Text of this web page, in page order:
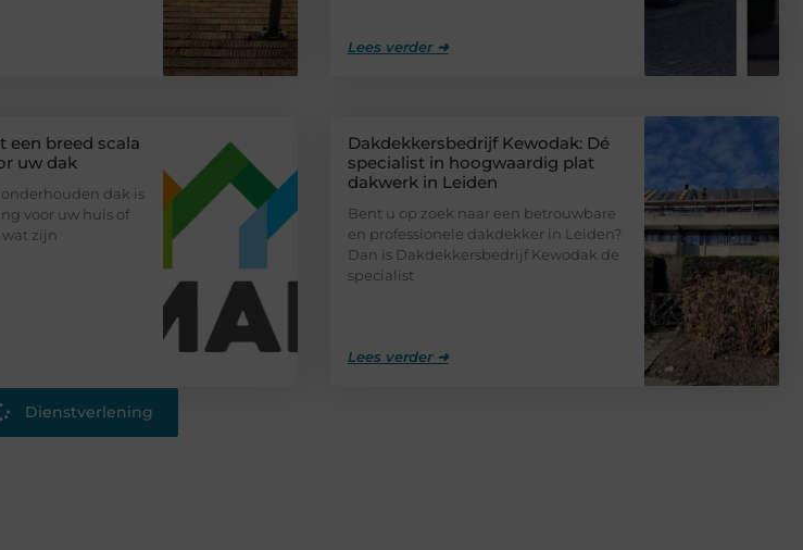
Lees verder ➜
een breed scala
uw dak
dak is
voor uw huis of
zijn
Dakdekkersbedrijf Kewodak: Dé
specialist in hoogwaardig plat
dakwerk in Leiden
Bent u op zoek naar een betrouwbare
en professionele dakdekker in Leiden?
Dan is Dakdekkersbedrijf Kewodak de
specialist
Lees verder ➜
Dienstverlening